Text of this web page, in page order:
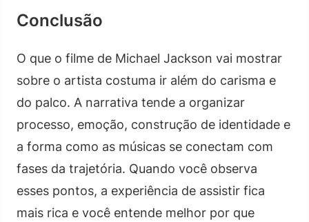
Conclusão
O que o filme de Michael Jackson vai mostrar
sobre o artista costuma ir além do carisma e
do palco. A narrativa tende a organizar
processo, emoção, construção de identidade e
a forma como as músicas se conectam com
fases da trajetória. Quando você observa
esses pontos, a experiência de assistir fica
mais rica e você entende melhor por que